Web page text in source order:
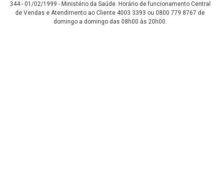
344 - 01/02/1999 - Ministério da Saúde. Horário de funcionamento Central
de Vendas e Atendimento ao Cliente 4003 3393 ou 0800 779 8767 de
domingo a domingo das 08h00 às 20h00.